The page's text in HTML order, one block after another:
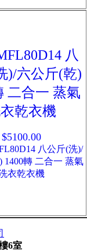
八
)/六公斤(乾)
二合一 蒸氣
乾衣機
$5100.00
6室